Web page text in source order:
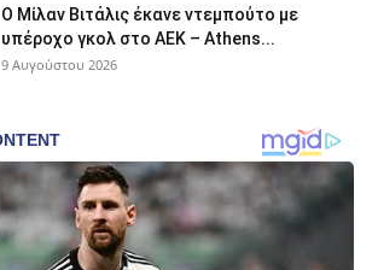
Ο Μίλαν Βιτάλις έκανε ντεμπούτο με
υπέροχο γκολ στο ΑΕΚ – Athens...
9 Αυγούστου 2026